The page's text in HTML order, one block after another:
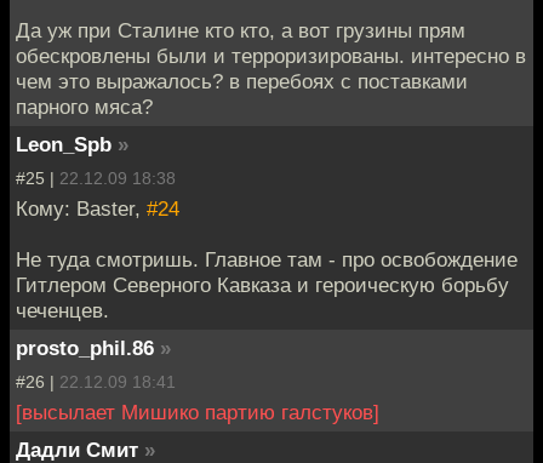
Да уж при Сталине кто кто, а вот грузины прям
обескровлены были и терроризированы. интересно в
чем это выражалось? в перебоях с поставками
парного мяса?
Leon_Spb »
#25 | 22.12.09 18:38
Кому: Baster, #24
Не туда смотришь. Главное там - про освобождение
Гитлером Северного Кавказа и героическую борьбу
чеченцев.
prosto_phil.86 »
#26 | 22.12.09 18:41
[высылает Мишико партию галстуков]
Дадли Смит »